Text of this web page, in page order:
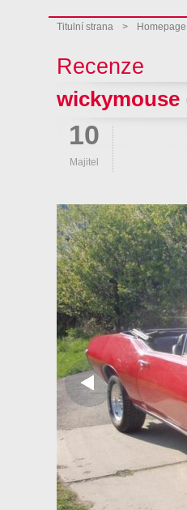
Titulní strana >
Recenze
wickymouse
10
Majitel